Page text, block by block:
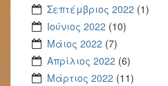
Σεπτέμβριος 2022 (1)
Ιούνιος 2022 (10)
Μάιος 2022 (7)
Απρίλιος 2022 (6)
Μάρτιος 2022 (11)